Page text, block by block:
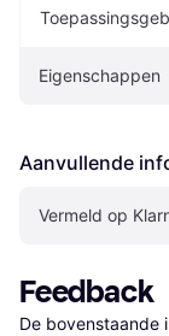
Eigenschappen
Aanvullende
Vermeld op
Feedback
De bovenstaande